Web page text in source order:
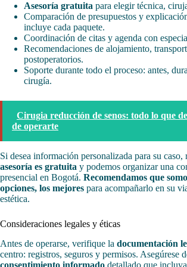
Asesoría gratuita para elegir técnica,
Comparación de presupuestos y
incluye cada paquete.
Coordinación de citas y agenda con
Recomendaciones de alojamiento,
postoperatorios.
Soporte durante todo el proceso: antes,
cirugía.
Cirugia reducción de senos: todo lo que
de operarte
Si desea información personalizada para su caso,
asesoría es gratuita y podemos organizar una
presencial en Bogotá. Recomendamos que
opciones, los mejores para acompañarlo en su
estética.
Consideraciones legales y éticas
Antes de operarse, verifique la documentación
centro: registros, seguros y permisos. Asegúrese
consentimiento informado detallado que